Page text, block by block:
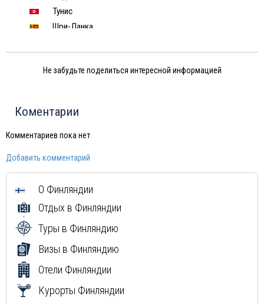
Тунис
Шри-Ланка
Россия
Мексика
Куба
Маврикий
Не забудьте поделиться интересной информацией
Коментарии
Комментариев пока нет
Добавить комментарий
О Финляндии
Отдых в Финляндии
Туры в Финляндию
Визы в Финляндию
Отели Финляндии
Курорты Финляндии